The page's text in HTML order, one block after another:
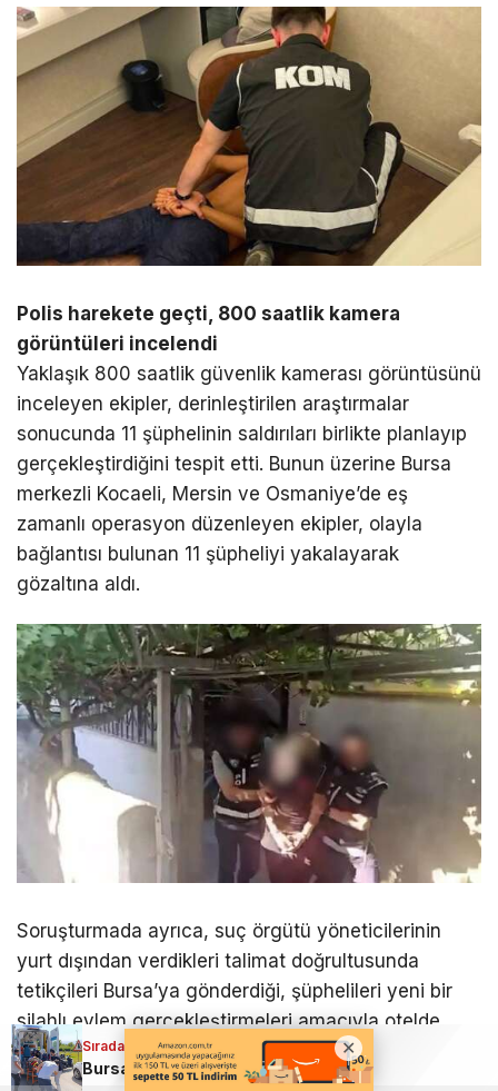
Polis harekete geçti, 800 saatlik kamera
görüntüleri incelendi
Yaklaşık 800 saatlik güvenlik kamerası görüntüsünü
inceleyen ekipler, derinleştirilen araştırmalar
sonucunda 11 şüphelinin saldırıları birlikte planlayıp
gerçekleştirdiğini tespit etti. Bunun üzerine Bursa
merkezli Kocaeli, Mersin ve Osmaniye’de eş
zamanlı operasyon düzenleyen ekipler, olayla
bağlantısı bulunan 11 şüpheliyi yakalayarak
gözaltına aldı.
Soruşturmada ayrıca, suç örgütü yöneticilerinin
yurt dışından verdikleri talimat doğrultusunda
tetikçileri Bursa’ya gönderdiği, şüphelileri yeni bir
silahlı eylem gerçekleştirmeleri amacıyla otelde
konaklattığı, ancak ikinci saldırıyı
gerçekleştiremeden Bursa KOM ekiplerince
Sıradaki Haber
Bursa’da yürekleri ağza getiren kaza; Ağır yaralandı